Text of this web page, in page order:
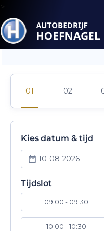
>
Kies datum & tijd
10-08-2026
Tijdslot
09:00 - 09:30
10:00 - 10:30